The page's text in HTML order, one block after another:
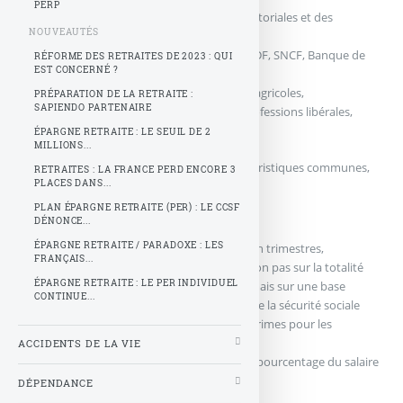
les salariés de l’État, des collectivités territoriales et des
hôpitaux,
les salariés des régimes spéciaux (EDF-GDF, SNCF, Banque de
France...),
les travailleurs non salariés (exploitants agricoles,
commerçants et industriels, artisans, professions libérales,
religieux...).
Ils présentent un certain nombre de caractéristiques communes,
parmi lesquelles on peut citer :
un fonctionnement par répartition,
un décompte des droits généralement en trimestres,
des cotisations et des retraites assises non pas sur la totalité
du salaire ou du revenu professionnel, mais sur une base
réglementaire (par exemple, le plafond de la sécurité sociale
pour les salariés, ou le traitement hors primes pour les
fonctionnaires),
une retraite représentant elle-même un pourcentage du salaire
ou revenu ainsi plafonné.
PERP
NOUVEAUTÉS
RÉFORME DES RETRAITES DE 2023 : QUI
EST CONCERNÉ ?
PRÉPARATION DE LA RETRAITE :
SAPIENDO PARTENAIRE
ÉPARGNE RETRAITE : LE SEUIL DE 2
MILLIONS...
RETRAITES : LA FRANCE PERD ENCORE 3
PLACES DANS...
PLAN ÉPARGNE RETRAITE (PER) : LE CCSF
DÉNONCE...
ÉPARGNE RETRAITE / PARADOXE : LES
FRANÇAIS...
ÉPARGNE RETRAITE : LE PER INDIVIDUEL
CONTINUE...
ACCIDENTS DE LA VIE
DÉPENDANCE